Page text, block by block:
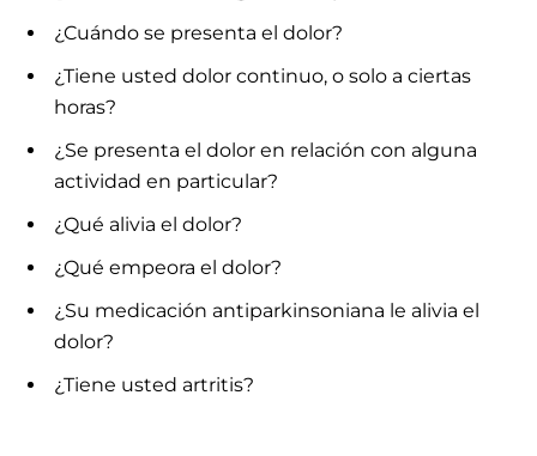
¿Cuándo se presenta el dolor?
¿Tiene usted dolor continuo, o solo a ciertas
horas?
¿Se presenta el dolor en relación con alguna
actividad en particular?
¿Qué alivia el dolor?
¿Qué empeora el dolor?
¿Su medicación antiparkinsoniana le alivia el
dolor?
¿Tiene usted artritis?